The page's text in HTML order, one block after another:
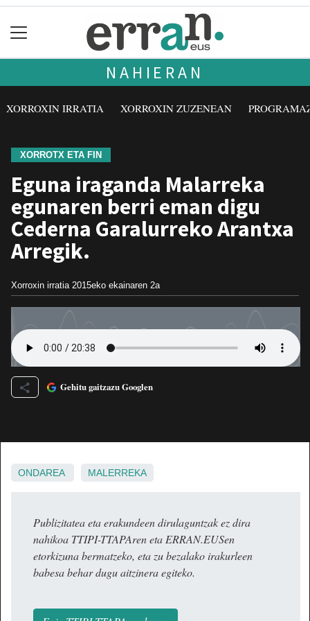
NAHIERAN
XORROXIN IRRATIA XORROXIN ZUZENEAN
XORROTX ETA FIN
Eguna iraganda Malarreka
egunaren berri eman digu
Cederna Garalurreko Arantxa
Arregik.
Xorroxin irratia 2015eko ekainaren 2a
Gehitu gaitzazu Googlen
ONDAREA MALERREKA
Publizitatea eta erakundeen dirulaguntzak ez dira
nahikoa TTIPI-TTAPAren eta ERRAN.EUSen
etorkizuna bermatzeko, eta zu bezalako irakurleen
babesa behar dugu aitzinera egiteko.